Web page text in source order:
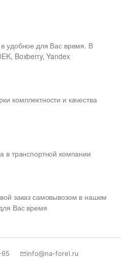
удобное для Вас время. В
Boxberry, Yandex
комплектности и качества
в транспортной компании
заказ самовывозом в нашем
Вас время
info@na-forel.ru